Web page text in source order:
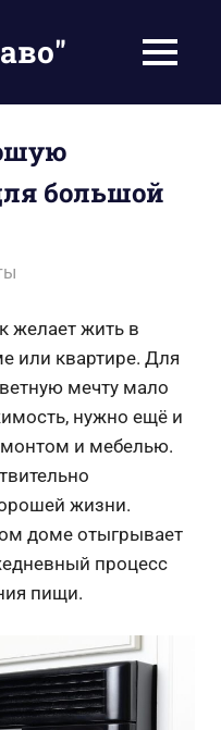
МЕНЮ
большой
желает жить в
или квартире. Для
мечту мало
нужно ещё и
и мебелью.
жизни.
доме отыгрывает
процесс
пищи.